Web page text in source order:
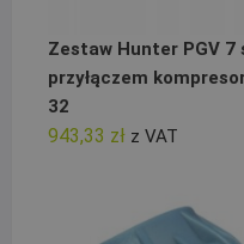
Zestaw Hunter PGV
przyłączem
32
943,33 zł z VAT